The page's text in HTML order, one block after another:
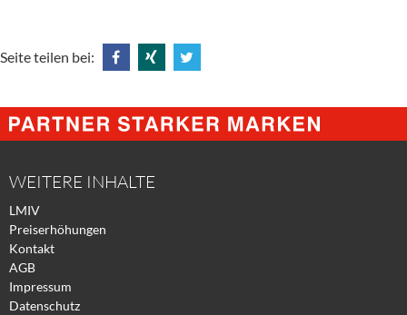
Seite teilen bei:
@
Facebook
@
Xing
@
Twitter
WEITERE INHALTE
LMIV
Preiserhöhungen
Kontakt
AGB
Impressum
Datenschutz